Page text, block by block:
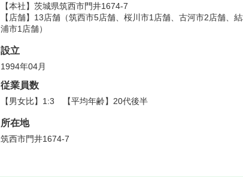
【本社】茨城県筑西市門井1674-7
【店舗】13店舗（筑西市5店舗、桜川市1店舗、古河市2店舗、
浦市1店舗）
設立
1994年04月
従業員数
【男女比】1:3 【平均年齢】20代後半
所在地
筑西市門井1674-7